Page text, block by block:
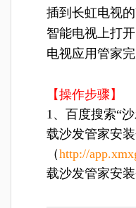
插到长虹电视
智能电视上打
电视应用管家
【操作步骤】
1、百度搜索“
载沙发管家安
（http://
载沙发管家安装